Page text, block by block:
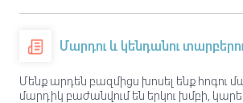
Մարդու և կենդանու
Մենք արդեն բազմիցս խոսել ենք հոգու
մարդիկ բաժանվում են երկու խմբի,